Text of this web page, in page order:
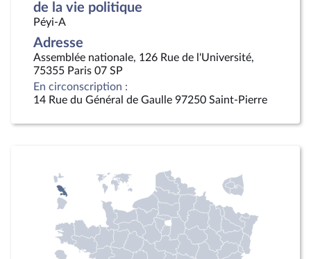
de la vie politique
Péyi-A
Adresse
Assemblée nationale, 126 Rue de l'Université,
75355 Paris 07 SP
En circonscription :
14 Rue du Général de Gaulle 97250 Saint-Pierre